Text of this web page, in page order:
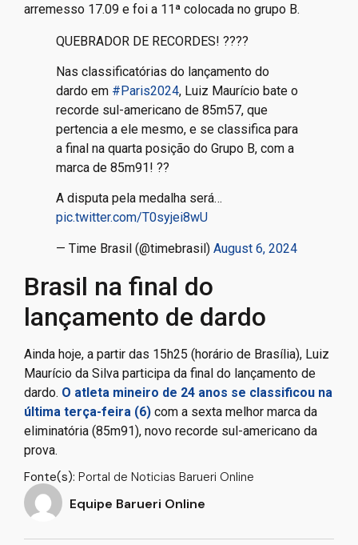
arremesso 17.09 e foi a 11ª colocada no grupo B.
QUEBRADOR DE RECORDES! ????
Nas classificatórias do lançamento do
dardo em #Paris2024, Luiz Maurício bate o
recorde sul-americano de 85m57, que
pertencia a ele mesmo, e se classifica para
a final na quarta posição do Grupo B, com a
marca de 85m91! ??
A disputa pela medalha será…
pic.twitter.com/T0syjei8wU
— Time Brasil (@timebrasil) August 6, 2024
Brasil na final do
lançamento de dardo
Ainda hoje, a partir das 15h25 (horário de Brasília), Luiz
Maurício da Silva participa da final do lançamento de
dardo. O atleta mineiro de 24 anos se classificou na
última terça-feira (6) com a sexta melhor marca da
eliminatória (85m91), novo recorde sul-americano da
prova.
Fonte(s): Portal de Noticias Barueri Online
Equipe Barueri Online